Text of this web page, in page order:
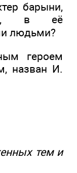
барыни,
в её
людьми?
героем
назван И.
тем и